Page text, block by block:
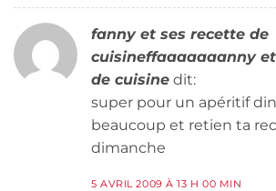
fanny et ses recette de
cuisineffaaaaaaanny
de cuisine dit:
super pour un apéritif
beaucoup et retien ta
dimanche
5 AVRIL 2009 À 13 H 00 MIN